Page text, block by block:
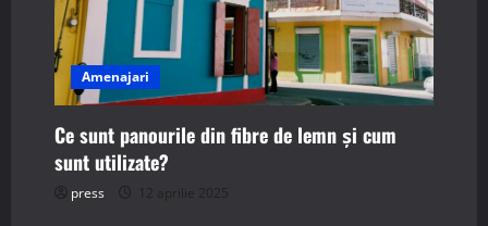
Amenajari
Ce sunt panourile din fibre de lemn și cum
sunt utilizate?
press 12 aprilie 2025